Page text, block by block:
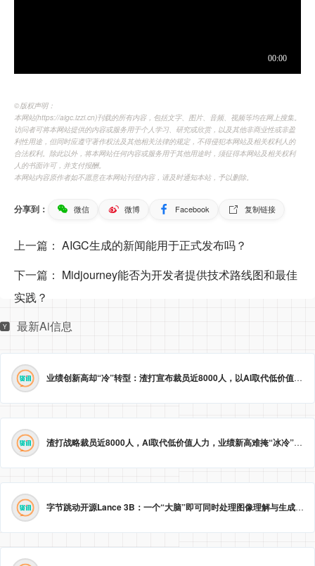
©️版权声明：
本网站(https://aigc.izzi.cn)刊载的所有内容，包括文字、图片、音频、视频等均在网上搜集。
访问者可将本网站提供的内容或服务用于个人学习、研究或欣赏，以及其他非商业性或非盈
利性用途，但同时应遵守著作权法及其他相关法律的规定，不得侵犯本网站及相关权利人的
合法权利。除此以外，将本网站任何内容或服务用于其他用途时，须征得本网站及相关权利
人的书面许可，并支付报酬。
本网站内容原作者如不愿意在本网站刊登内容，请及时通知本站，予以删除。
分享到： 微信 微博 Facebook 复制链接
上一篇： AIGC生成的新闻能用于正式发布吗？
下一篇： Midjourney能否为开发者提供技术路线图和最佳
实践？
最新Ai信息
业绩创新高却“冷”转型：渣打宣布裁员近8000人，以AI取代低价值岗位
渣打战略裁员近8000人，AI取代低价值人力，业绩新高难掩“冰冷”转型。
字节跳动开源Lance 3B：一个“大脑”即可同时处理图像理解与生成